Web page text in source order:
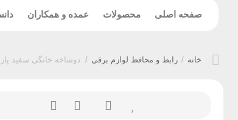
صفحه اصلی محصولات عمده و همکاران
خانه / رابط و محافظ لوازم برقی / دوشاخه خانگی سفید پارت